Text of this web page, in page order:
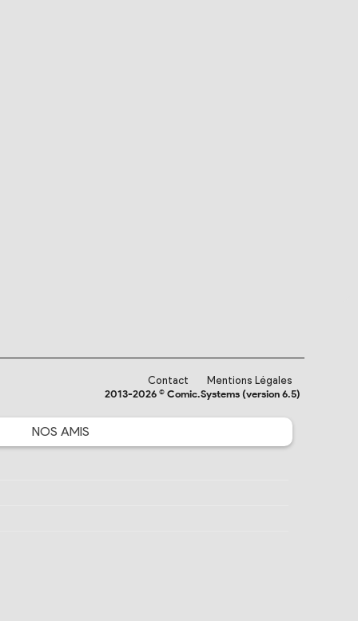
Contact
Mentions Légales
2013-2026 © Comic.Systems (version 6.5)
NOS AMIS